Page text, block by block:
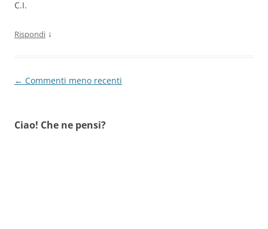
C.I.
Rispondi ↓
Navigazione
← Commenti meno recenti
Ciao! Che ne pensi?